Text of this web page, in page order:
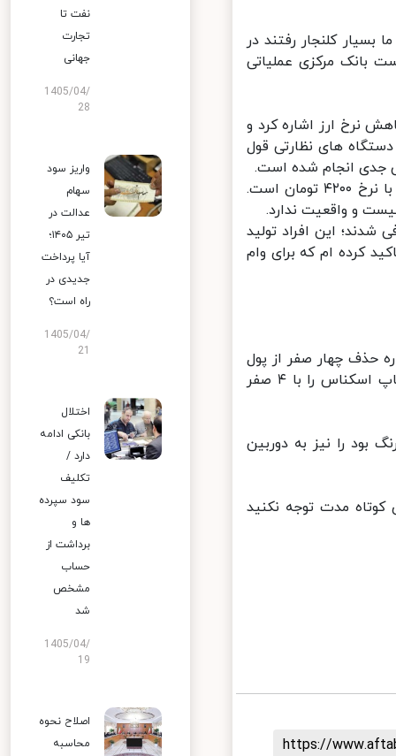
کلنجار رفتند در
بانک مرکزی عملیاتی
نرخ ارز اشاره کرد و
های نظارتی قول
جدی انجام شده است.
همتی تصریح کرد: ارزی که دولت فروخته و به بانک مرکزی تحویل می دهد با نرخ ۴۲۰۰ تومان است.
و واقعیت ندارد.
شدند؛ این افراد تولید
کرده ام که برای وام
حذف چهار صفر از پول
ملی نیز گفت: بحث حذف چهار صفر از پول ملی در مجلس نهایی شده و چاپ اسکناس را با ۴ صفر
را نیز به دوربین
مدت توجه نکنید
https://
نفت تا
تجارت
جهانی
1405/04/
28
واریز سود
سهام
عدالت در
تیر ۱۴۰۵؛
آیا پرداخت
جدیدی در
راه است؟
1405/04/
اختلال
بانکی ادامه
دارد /
تکلیف
سود سپرده
ها و
برداشت از
حساب
مشخص
شد
1405/04/
19
اصلاح نحوه
محاسبه